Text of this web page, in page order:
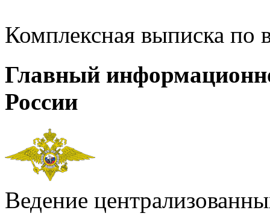
Комплексная выписка
Главный
России
Ведение